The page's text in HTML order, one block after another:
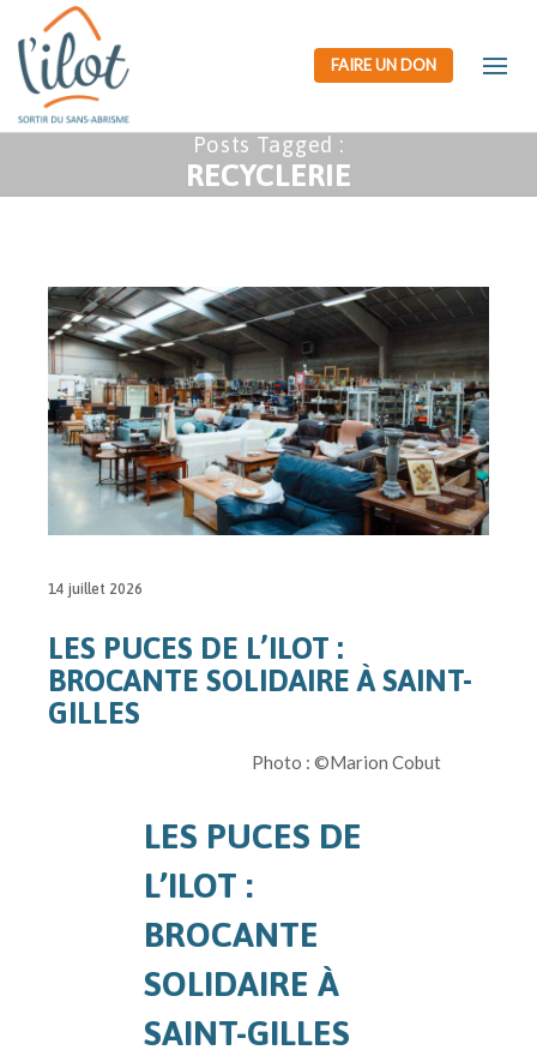
Posts Tagged :
RECYCLERIE
14 juillet 2026
LES PUCES DE L’ILOT :
BROCANTE SOLIDAIRE À SAINT-
GILLES
Photo : ©Marion Cobut
LES PUCES DE
L’ILOT :
BROCANTE
SOLIDAIRE À
SAINT-GILLES
FAIRE UN DON